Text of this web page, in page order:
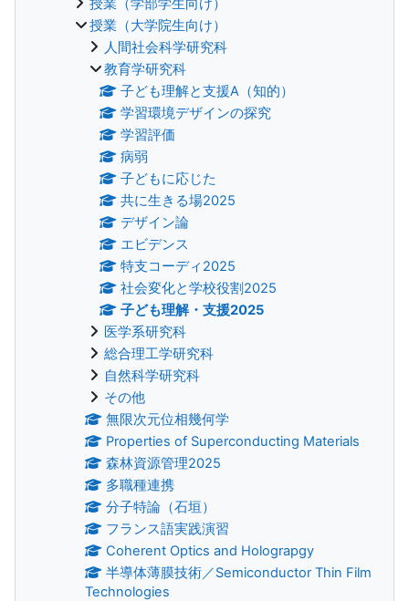
授業（学部学生向け）
授業（大学院生向け）
人間社会科学研究科
教育学研究科
子ども理解と支援A（知的）
学習環境デザインの探究
学習評価
病弱
子どもに応じた
共に生きる場2025
デザイン論
エビデンス
特支コーディ2025
社会変化と学校役割2025
子ども理解・支援2025
医学系研究科
総合理工学研究科
自然科学研究科
その他
無限次元位相幾何学
Properties of Superconducting Materials
森林資源管理2025
多職種連携
分子特論（石垣）
フランス語実践演習
Coherent Optics and Holograpgy
半導体薄膜技術／Semiconductor Thin Film
Technologies